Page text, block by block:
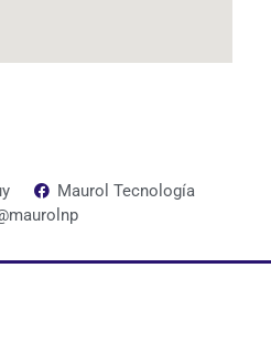
Maurol Tecnología